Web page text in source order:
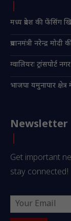
मध्य प्रदेश की फेंसिंग
प्रधानमंत्री नरेन्द्र
ग्वालियरः ट्रांसपोर्ट
भाजपा यमुनापार
Newsletter
Get important
stay connected!